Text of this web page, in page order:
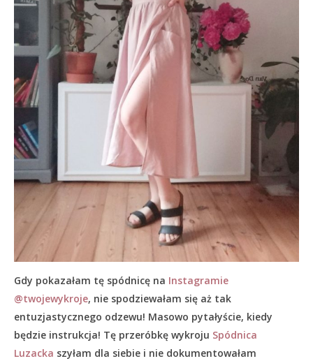
Gdy pokazałam tę spódnicę na Instagramie
@twojewykroje, nie spodziewałam się aż tak
entuzjastycznego odzewu! Masowo pytałyście, kiedy
będzie instrukcja! Tę przeróbkę wykroju Spódnica
Luzacka szyłam dla siebie i nie dokumentowałam